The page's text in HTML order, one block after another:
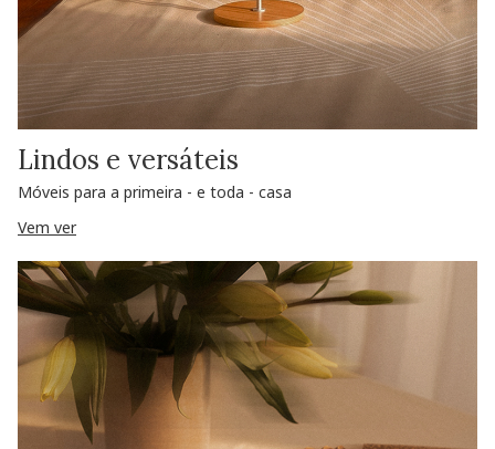
Lindos e versáteis
Móveis para a primeira - e toda - casa
Vem ver